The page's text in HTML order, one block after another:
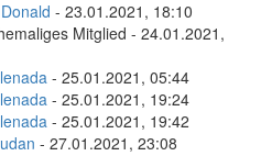
Donald - 23.01.2021, 18:10
Mitglied - 24.01.2021,
- 25.01.2021, 05:44
- 25.01.2021, 19:24
- 25.01.2021, 19:42
- 27.01.2021, 23:08